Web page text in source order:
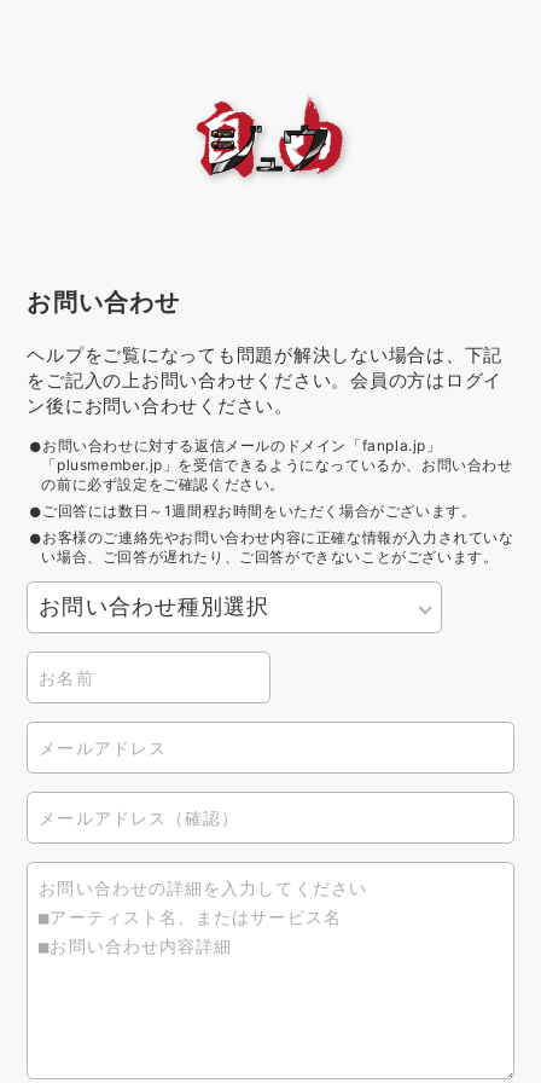
お問い合わせ
ヘルプをご覧になっても問題が解決しない場合は、下記
をご記入の上お問い合わせください。会員の方はログイ
ン後にお問い合わせください。
お問い合わせに対する返信メールのドメイン「fanpla.jp」
「plusmember.jp」を受信できるようになっているか、お問い合わせ
の前に必ず設定をご確認ください。
ご回答には数日～1週間程お時間をいただく場合がございます。
お客様のご連絡先やお問い合わせ内容に正確な情報が入力されていな
い場合、ご回答が遅れたり、ご回答ができないことがございます。